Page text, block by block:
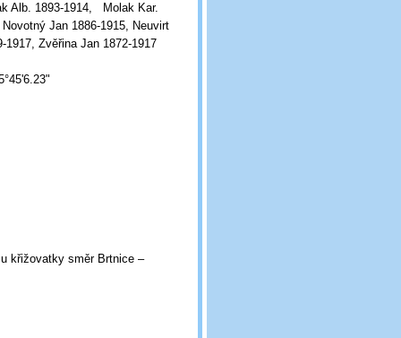
Alb. 1893-1914, Molak Kar.
Jan 1886-1915, Neuvirt
Zvěřina Jan 1872-1917
křižovatky směr Brtnice –